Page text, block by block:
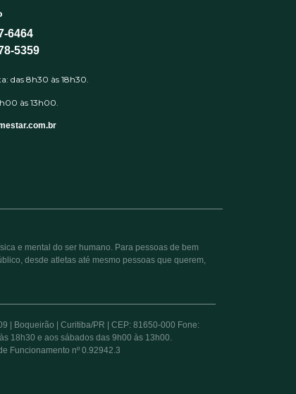
6464
5359
das 8h30 às 18h30.
às 13h00.
e mental do ser humano. Para pessoas de bem
desde atletas até mesmo pessoas que querem,
| Boqueirão | Curitiba/PR | CEP: 81650-000 Fone:
18h30 e aos sábados das 9h00 às 13h00.
Funcionamento nº 0.92942.3